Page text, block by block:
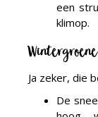
een
klimop.
Ja zeker, die
De